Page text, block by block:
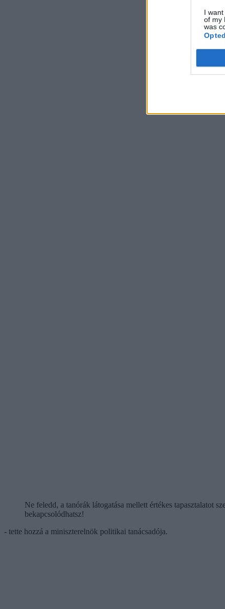
I
of my
was
Ne feledd, a tanórák látogatása mellett értékes tapasztalatot
bekapcsolódhatsz!
- tette hozzá a miniszterelnök politikai tanácsadója.